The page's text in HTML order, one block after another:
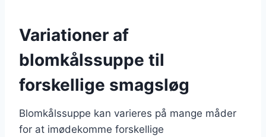
Variationer af
blomkålssuppe til
forskellige smagsløg
Blomkålssuppe kan varieres på mange måder
for at imødekomme forskellige